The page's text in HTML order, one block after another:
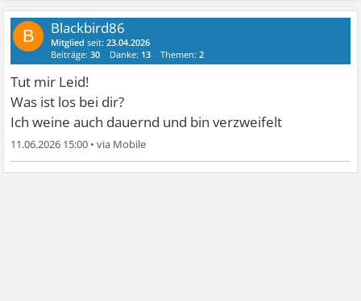
B Blackbird86
Mitglied seit:23.04.2026
Beiträge:30 Danke: 13 Themen:2
Tut mir Leid!
Was ist los bei dir?
Ich weine auch dauernd und bin verzweifelt
11.06.2026 15:00 •